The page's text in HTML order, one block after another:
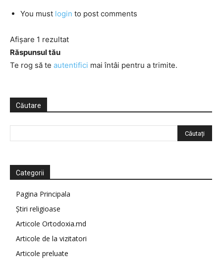
You must login to post comments
Afișare 1 rezultat
Răspunsul tău
Te rog să te autentifici mai întâi pentru a trimite.
Căutare
Categorii
Pagina Principala
Știri religioase
Articole Ortodoxia.md
Articole de la vizitatori
Articole preluate